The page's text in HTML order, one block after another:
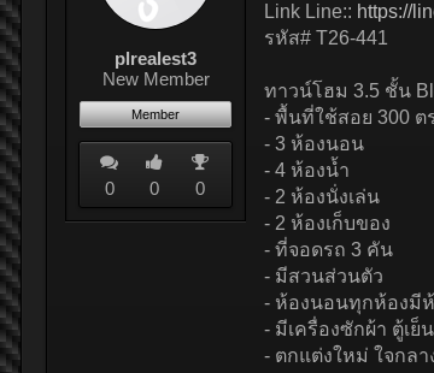
plrealest3
New Member
Member
0 0 0
Link Line:: https://
รหัส# T26-441
ทาวน์โฮม 3.5 ชั้น
- พื้นที่ใช้สอย 300 ต
- 3 ห้องนอน
- 4 ห้องน้ำ
- 2 ห้องนั่งเล่น
- 2 ห้องเก็บของ
- ที่จอดรถ 3 คัน
- มีสวนส่วนตัว
- ห้องนอนทุกห้องมีห้
- มีเครื่องซักผ้า ตู้เ
- ตกแต่งใหม่ ใจกล